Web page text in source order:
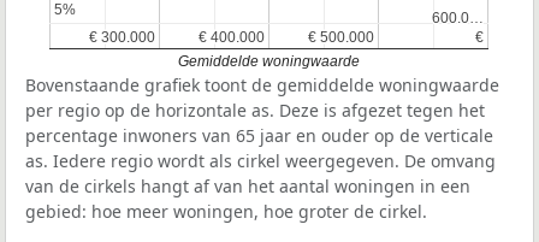
€ 300.000
€ 300.000 € 400.000
€ 400.000 € 500.000
€ 500.000 €
€
600.0…
600.0…
5%
5%
Gemiddelde woningwaarde
Bovenstaande grafiek toont de gemiddelde woningwaarde
per regio op de horizontale as. Deze is afgezet tegen het
percentage inwoners van 65 jaar en ouder op de verticale
as. Iedere regio wordt als cirkel weergegeven. De omvang
van de cirkels hangt af van het aantal woningen in een
gebied: hoe meer woningen, hoe groter de cirkel.